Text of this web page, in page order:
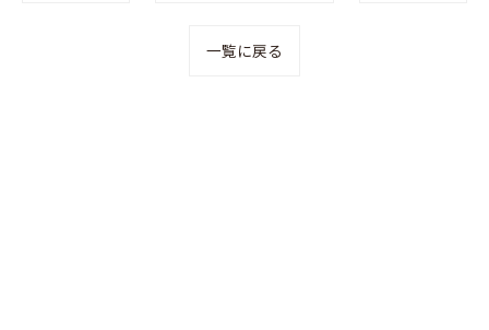
一覧に戻る